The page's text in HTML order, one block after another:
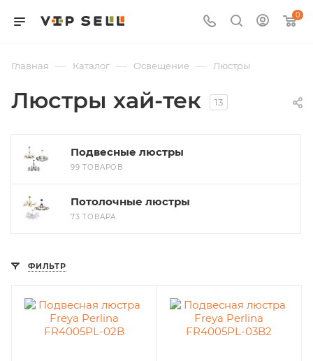
0
Главная — Каталог — Освещение — Люстры
Люстры хай-тек 13
Подвесные люстры
99 ТОВАРОВ
Потолочные люстры
73 ТОВАРА
ФИЛЬТР